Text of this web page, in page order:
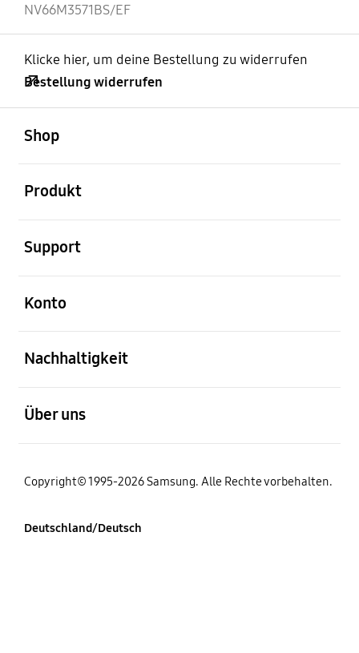
NV66M3571BS/EF
Klicke hier, um deine Bestellung zu widerrufen
Bestellung widerrufen
Shop
Produkt
Support
Konto
Nachhaltigkeit
Über uns
Copyright© 1995-2026 Samsung. Alle Rechte vorbehalten.
Deutschland/Deutsch